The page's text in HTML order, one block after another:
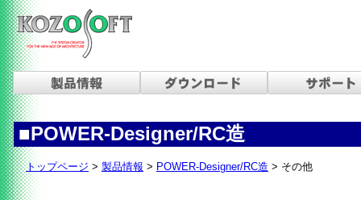
■POWER-Designer/RC造
トップページ > 製品情報 > POWER-Designer/RC造 > その他